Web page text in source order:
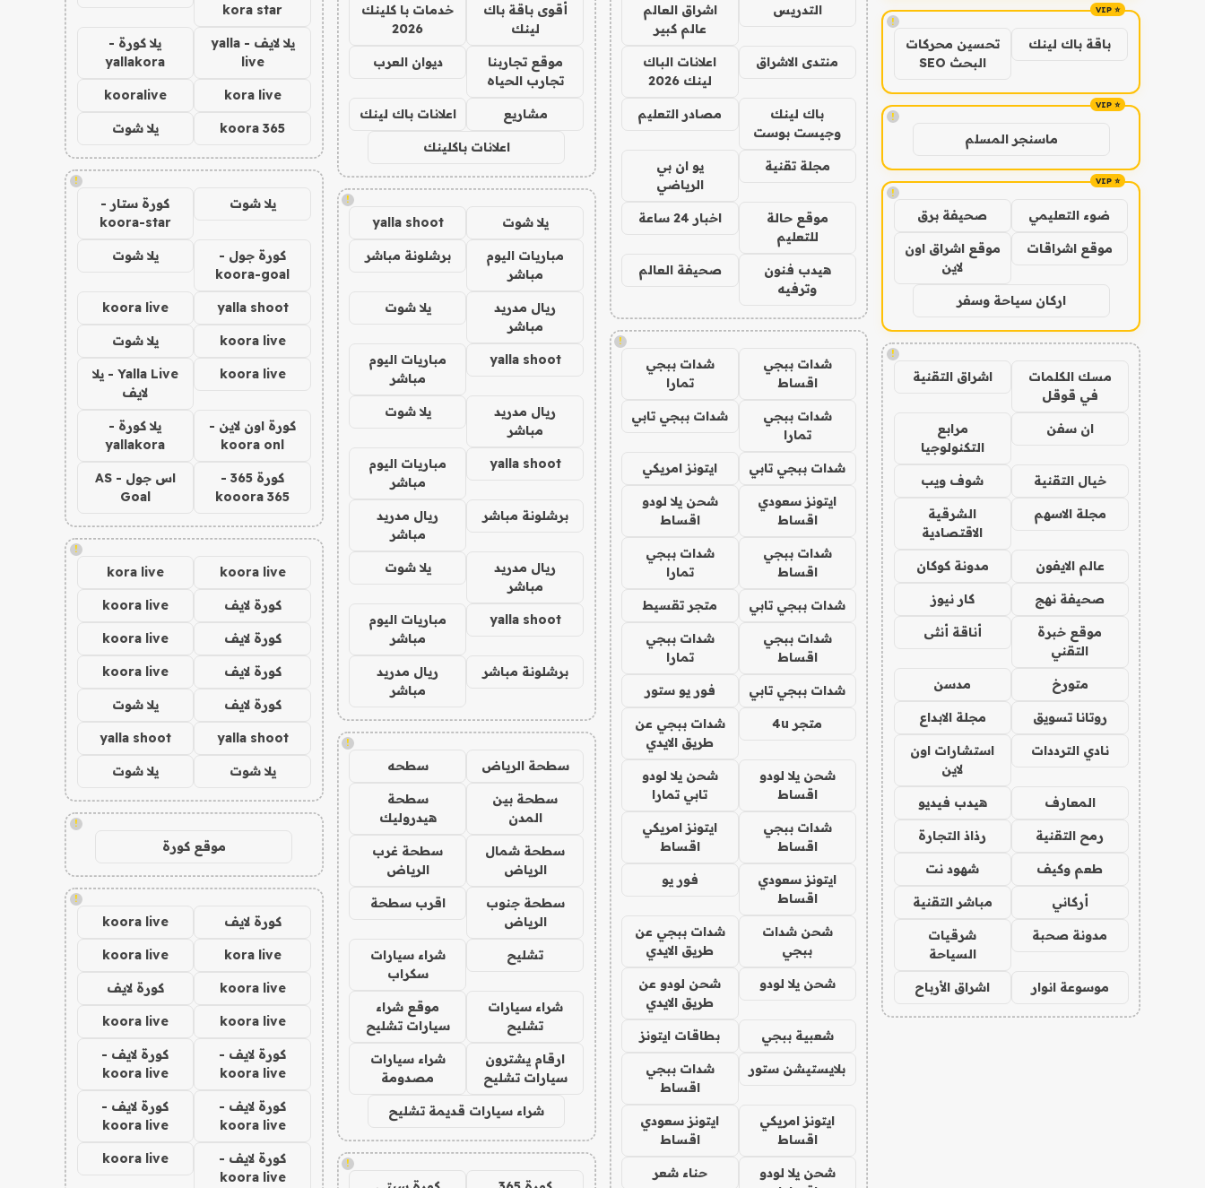
!
باقة باك لينك
تحسين محركات
البحث SEO
!
ماسنجر المسلم
!
ضوء التعليمي صحيفة برق
موقع اشراقات
موقع اشراق اون
لاين
اركان سياحة وسفر
!
مسك الكلمات
في قوقل
اشراق التقنية
ان سفن
مرابع
التكنولوجيا
خيال التقنية شوف ويب
مجلة الاسهم
الشرقية
الاقتصادية
عالم الايفون مدونة كوكان
صحيفة نهج كار نيوز
موقع خبرة
التقني
أناقة أنثى
متورخ مدسن
روتانا تسويق مجلة الابداع
نادي الترددات
استشارات اون
لاين
المعارف هيدب فيديو
رمح التقنية رذاذ التجارة
طعم وكيف شهود نت
أركاني مباشر التقنية
مدونة صحبة
شرقيات
السياحة
موسوعة انوار اشراق الأرباح
التدريس
اشراق العالم
عالم كبير
منتدى الاشراق
اعلانات الباك
لينك 2026
باك لينك
وجيست بوست
مصادر التعليم
مجلة تقنية
يو ان بي
الرياضي
موقع حالة
للتعليم
اخبار 24 ساعة
هيدب فنون
وترفيه
صحيفة العالم
!
شدات ببجي
اقساط
شدات ببجي
تمارا
شدات ببجي
تمارا
شدات ببجي تابي
شدات ببجي تابي ايتونز امريكي
ايتونز سعودي
اقساط
شحن يلا لودو
اقساط
شدات ببجي
اقساط
شدات ببجي
تمارا
شدات ببجي تابي متجر تقسيط
شدات ببجي
اقساط
شدات ببجي
تمارا
شدات ببجي تابي فور يو ستور
متجر 4u
شدات ببجي عن
طريق الايدي
شحن يلا لودو
اقساط
شحن يلا لودو
تابي تمارا
شدات ببجي
اقساط
ايتونز امريكي
اقساط
ايتونز سعودي
اقساط
فور يو
شحن شدات
ببجي
شدات ببجي عن
طريق الايدي
شحن يلا لودو
شحن لودو عن
طريق الايدي
شعبية ببجي بطاقات ايتونز
بلايستيشن ستور
شدات ببجي
اقساط
ايتونز امريكي
اقساط
ايتونز سعودي
اقساط
شحن يلا لودو
حناء شعر
أقوى باقة باك
لينك
خدمات با كلينك
2026
موقع تجاربنا
تجارب الحياه
ديوان العرب
مشاريع اعلانات باك لينك
اعلانات باكلينك
!
يلا شوت yalla shoot
مباريات اليوم
مباشر
برشلونة مباشر
ريال مدريد
مباشر
يلا شوت
yalla shoot
مباريات اليوم
مباشر
ريال مدريد
مباشر
يلا شوت
yalla shoot
مباريات اليوم
مباشر
برشلونة مباشر
ريال مدريد
مباشر
ريال مدريد
مباشر
يلا شوت
yalla shoot
مباريات اليوم
مباشر
برشلونة مباشر
ريال مدريد
مباشر
!
سطحة الرياض سطحه
سطحة بين
المدن
سطحة
هيدروليك
سطحة شمال
الرياض
سطحة غرب
الرياض
سطحة جنوب
الرياض
اقرب سطحة
تشليح
شراء سيارات
سكراب
شراء سيارات
تشليح
موقع شراء
سيارات تشليح
ارقام يشترون
سيارات تشليح
شراء سيارات
مصدومة
شراء سيارات قديمة تشليح
!
kora star
يلا لايف - yalla
live
يلا كورة -
yallakora
kora live
kooralive
koora 365 يلا شوت
!
يلا شوت
كورة ستار -
koora-star
كورة جول -
koora-goal
يلا شوت
yalla shoot
koora live
koora live يلا شوت
koora live
Yalla Live - يلا
لايف
كورة اون لاين -
koora onl
يلا كورة -
yallakora
كورة 365 -
kooora 365
اس جول - AS
Goal
!
koora live
kora live
كورة لايف koora live
كورة لايف koora live
كورة لايف koora live
كورة لايف يلا شوت
yalla shoot
yalla shoot
يلا شوت يلا شوت
!
موقع كورة
!
كورة لايف koora live
kora live
koora live
koora live كورة لايف
koora live
koora live
كورة لايف -
koora live
كورة لايف -
koora live
كورة لايف -
koora live
كورة لايف -
koora live
كورة لايف -
koora live
koora live